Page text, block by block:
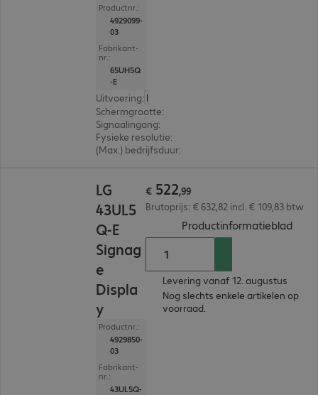
Productnr.:
4929099-
03
Fabrikant-
nr.:
65UH5Q
-E
Uitvoering: Nederland
Schermgrootte:
Signaalingang:
Fysieke resolutie:
(Max.) bedrijfsduur:
LG
43UL5
Q-E
Signag
e
Displa
y
Productnr.:
4929850-
03
Fabrikant-
nr.:
43UL5Q-
€ 522,99
Brutoprijs: € 632,82 incl. € 109,83 btw
Productinformatieblad
Levering vanaf 12. augustus
Nog slechts enkele artikelen op
voorraad.